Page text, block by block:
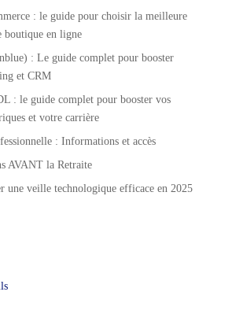
: le guide pour choisir la meilleure
boutique en ligne
: Le guide complet pour booster
et CRM
: le guide complet pour booster vos
et votre carrière
: Informations et accès
AVANT la Retraite
une veille technologique efficace en 2025